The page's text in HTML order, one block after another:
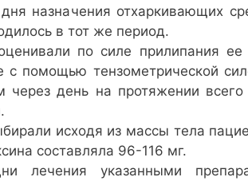
назначения отхаркивающих
в тот же период.
по силе прилипания
с помощью тензометрической
через день на протяжении всего
исходя из массы тела
составляла 96-116 мг.
лечения указанными